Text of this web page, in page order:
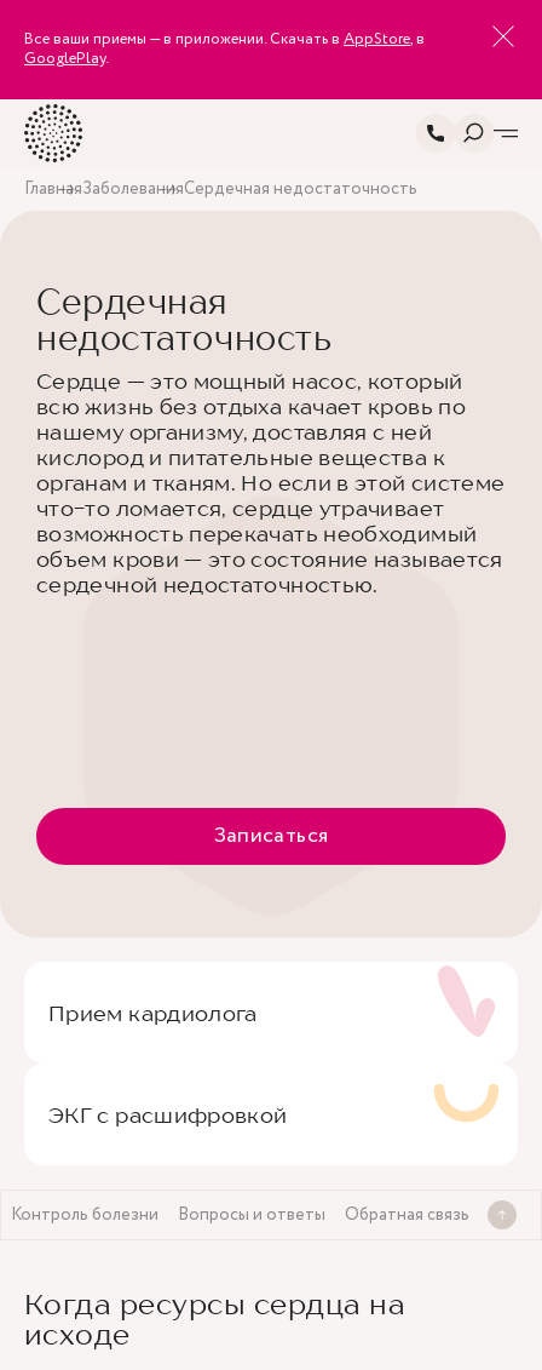
Все ваши приемы — в приложении. Скачать в AppStore, в
GooglePlay.
ГлавнаяЗаболеванияСердечная недостаточность
Сердечная
недостаточность
Сердце — это мощный насос, который
всю жизнь без отдыха качает кровь по
нашему организму, доставляя с ней
кислород и питательные вещества к
органам и тканям. Но если в этой системе
что-то ломается, сердце утрачивает
возможность перекачать необходимый
объем крови — это состояние называется
сердечной недостаточностью.
Записаться
Прием кардиолога
ЭКГ с расшифровкой
Контроль болезни Вопросы и ответы Обратная связь
Когда ресурсы сердца на
исходе